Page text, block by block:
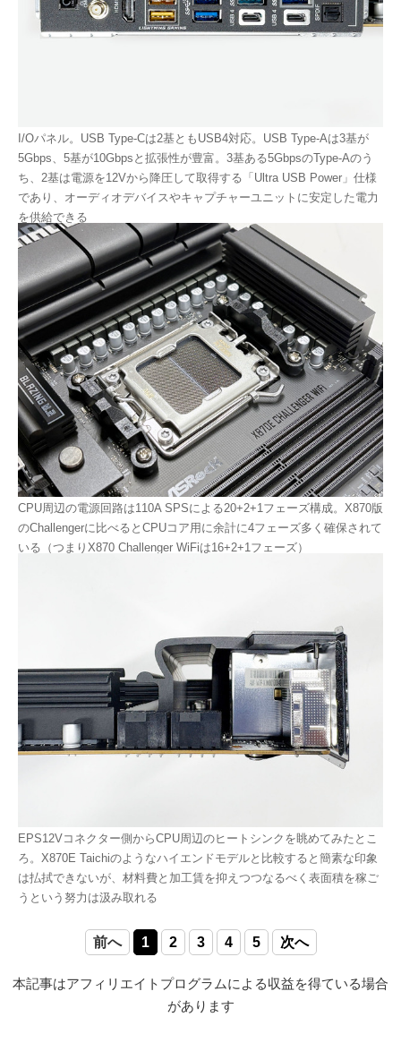
I/Oパネル。USB Type-Cは2基ともUSB4対応。USB Type-Aは3基が
5Gbps、5基が10Gbpsと拡張性が豊富。3基ある5GbpsのType-Aのう
ち、2基は電源を12Vから降圧して取得する「Ultra USB Power」仕様
であり、オーディオデバイスやキャプチャーユニットに安定した電力
を供給できる
CPU周辺の電源回路は110A SPSによる20+2+1フェーズ構成。X870版
のChallengerに比べるとCPUコア用に余計に4フェーズ多く確保されて
いる（つまりX870 Challenger WiFiは16+2+1フェーズ）
EPS12Vコネクター側からCPU周辺のヒートシンクを眺めてみたとこ
ろ。X870E Taichiのようなハイエンドモデルと比較すると簡素な印象
は払拭できないが、材料費と加工賃を抑えつつなるべく表面積を稼ご
うという努力は汲み取れる
前へ 1 2 3 4 5 次へ
本記事はアフィリエイトプログラムによる収益を得ている場合
があります